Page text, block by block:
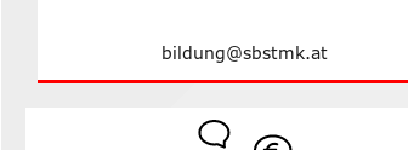
bildung@sbstmk.at